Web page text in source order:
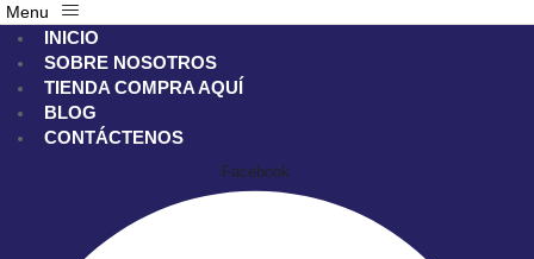
Menu
INICIO
SOBRE NOSOTROS
TIENDA COMPRA AQUÍ
BLOG
CONTÁCTENOS
Facebook